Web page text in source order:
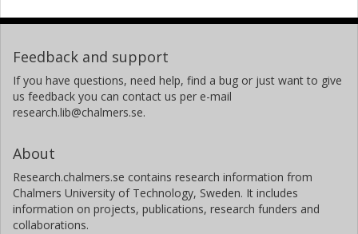
Feedback and support
If you have questions, need help, find a bug or just want to give
us feedback you can contact us per e-mail
research.lib@chalmers.se.
About
Research.chalmers.se contains research information from
Chalmers University of Technology, Sweden. It includes
information on projects, publications, research funders and
collaborations.